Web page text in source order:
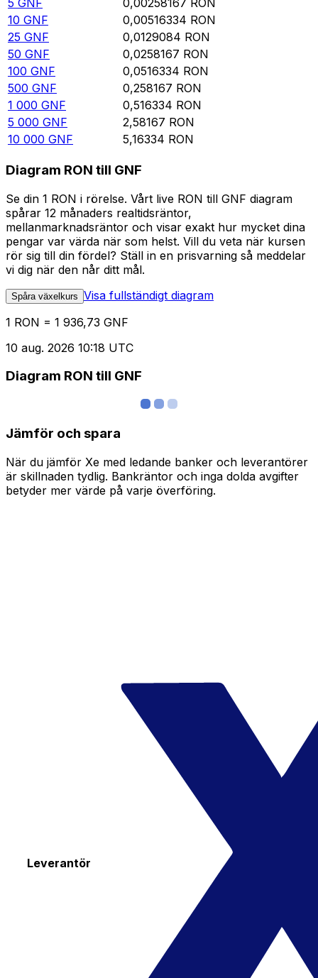
5 GNF 0,00258167 RON
10 GNF 0,00516334 RON
25 GNF 0,0129084 RON
50 GNF 0,0258167 RON
100 GNF 0,0516334 RON
500 GNF 0,258167 RON
1 000 GNF 0,516334 RON
5 000 GNF 2,58167 RON
10 000 GNF 5,16334 RON
Diagram RON till GNF
Se din 1 RON i rörelse. Vårt live RON till GNF diagram
spårar 12 månaders realtidsräntor,
mellanmarknadsräntor och visar exakt hur mycket dina
pengar var värda när som helst. Vill du veta när kursen
rör sig till din fördel? Ställ in en prisvarning så meddelar
vi dig när den når ditt mål.
Spåra växelkurs Visa fullständigt diagram
1 RON = 1 936,73 GNF
10 aug. 2026 10:18 UTC
Diagram RON till GNF
Jämför och spara
När du jämför Xe med ledande banker och leverantörer
är skillnaden tydlig. Bankräntor och inga dolda avgifter
betyder mer värde på varje överföring.
Leverantör